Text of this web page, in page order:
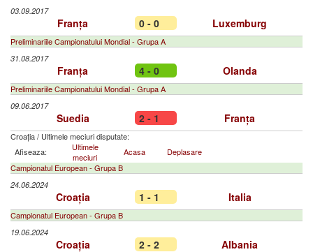
03.09.2017
Franța 0 - 0 Luxemburg
Preliminariile Campionatului Mondial - Grupa A
31.08.2017
Franța 4 - 0 Olanda
Preliminariile Campionatului Mondial - Grupa A
09.06.2017
Suedia 2 - 1 Franța
Croația/ Ultimele meciuri disputate:
Afiseaza:
Ultimele
meciuri
Acasa
Deplasare
Campionatul European - Grupa B
24.06.2024
Croația 1 - 1 Italia
Campionatul European - Grupa B
19.06.2024
Croația 2 - 2 Albania